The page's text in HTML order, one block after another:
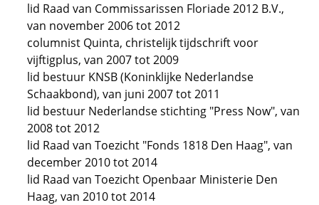
lid Raad van Commissarissen Floriade 2012 B.V.,
van november 2006 tot 2012
columnist Quinta, christelijk tijdschrift voor
vijftigplus, van 2007 tot 2009
lid bestuur KNSB (Koninklijke Nederlandse
Schaakbond), van juni 2007 tot 2011
lid bestuur Nederlandse stichting "Press Now", van
2008 tot 2012
lid Raad van Toezicht "Fonds 1818 Den Haag", van
december 2010 tot 2014
lid Raad van Toezicht Openbaar Ministerie Den
Haag, van 2010 tot 2014